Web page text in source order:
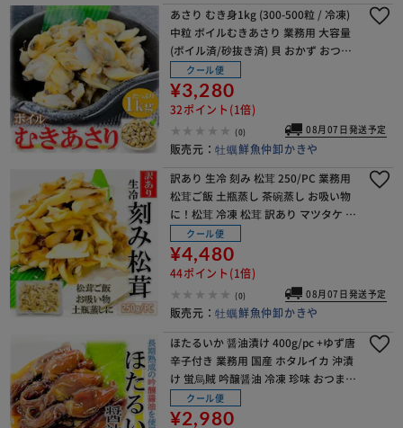
あさり むき身1kg (300-500粒 / 冷凍)
中粒 ボイルむきあさり 業務用 大容量
(ボイル済/砂抜き済) 貝 おかず おつま
み お味噌汁 お取り寄せ【代引き不
可】
クール便
¥3,280
32ポイント(1倍)
(0) 08月07日発送予定
販売元：牡蠣鮮魚仲卸かきや
訳あり 生冷 刻み 松茸 250/PC 業務用
松茸ご飯 土瓶蒸し 茶碗蒸し お吸い物
に！松茸 冷凍 松茸 訳あり マツタケ ま
つたけ【代引き不可】
クール便
¥4,480
44ポイント(1倍)
(0) 08月07日発送予定
販売元：牡蠣鮮魚仲卸かきや
ほたるいか 醤油漬け 400g/pc +ゆず唐
辛子付き 業務用 国産 ホタルイカ 沖漬
け 蛍烏賊 吟醸醤油 冷凍 珍味 おつまみ
居酒屋 家呑み 酒の肴 ほたるいか沖漬
け【代引き不可】
クール便
¥2,980